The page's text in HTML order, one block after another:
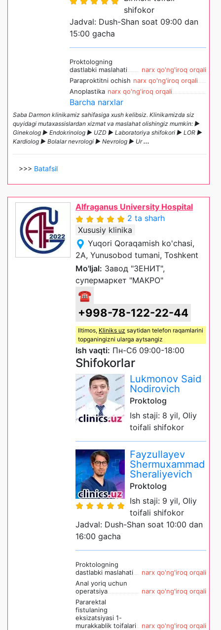
shifokor
Jadval: Dush-Shan soat 09:00 dan
15:00 gacha
Proktologning
dastlabki maslahati
narx qo'ng'iroq orqali
Paraproktitni ochish narx qo'ng'iroq orqali
Anoplastika narx qo'ng'iroq orqali
Barcha narxlar
Saba Darmon klinikamiz sahifasiga xush kelibsiz. Klinikamizda siz
quyidagi mutaxassislardan xizmat va maslahat olishingiz mumkin: ►
Ginekolog ► Endokrinolog ► UZD ► Laboratoriya shifokori ► LOR ►
Kardiolog ► Bolalar nevrologi ► Nevrolog ► Ur...
>>> Batafsil
Alfraganus University Hospital
2 ta sharh
Xususiy klinika
Yuqori Qoraqamish ko'chasi,
2A, Yunusobod tumani, Toshkent
Mo'ljal: Завод "ЗЕНИТ",
супермаркет "МАКРО"
☎
+998-78-122-22-44
Iltimos, Kliniks uz saytidan telefon raqamlarini
topganingizni ularga aytsangiz
Ish vaqti: Пн-Сб 09:00-18:00
Shifokorlar
Lukmonov Said
Nodirovich
Proktolog
Ish staji: 8 yil, Oliy
toifali shifokor
Fayzullayev
Shermuxammad
Sheraliyevich
Proktolog
Ish staji: 9 yil, Oliy
toifali shifokor
Jadval: Dush-Shan soat 10:00 dan
16:00 gacha
Proktologning
dastlabki maslahati
narx qo'ng'iroq orqali
Anal yoriq uchun
operatsiya
narx qo'ng'iroq orqali
Pararektal
fistulaning
eksizatsiyasi 1-
murakkablik toifalari
narx qo'ng'iroq orqali